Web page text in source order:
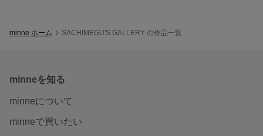
minne ホーム SACHIMEGU'S GALLERY の作品一覧
minneを知る
minneについて
minneで買いたい